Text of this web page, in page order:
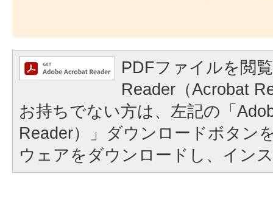
PDFファイルを閲
Reader（Acrobat
お持ちでない方は、左記の「
Reader）」ダウンロードボタン
ウェアをダウンロードし、イン